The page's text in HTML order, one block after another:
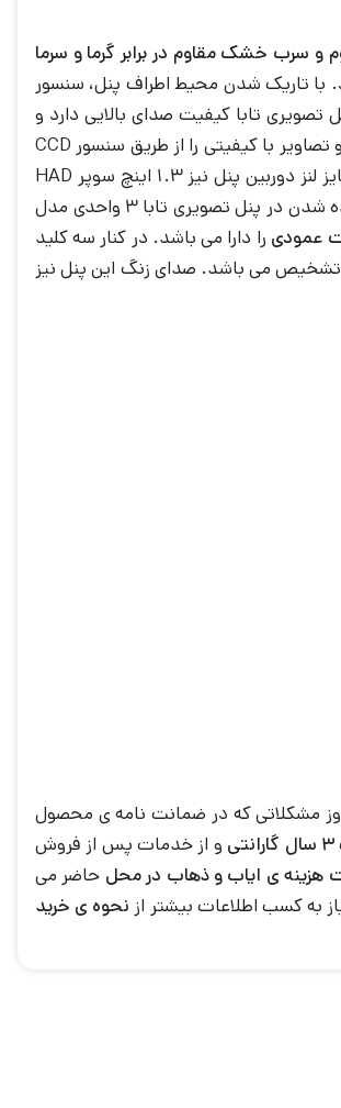
و سرب خشک مقاوم در برابر گرما و سرما
با تاریک شدن محیط اطراف پنل، سنسور
تصویری تابا کیفیت صدای بالایی دارد و
ساخت شرکت سونی می باشد و تصاویر با کیفیتی را از طریق سنسور CCD
به مانیتور ارسال می نماید. رزولوشن تصویر این دستگاه 500 تی وی لاین می باشد و سیستم رنگ و مرور تصویر آن نیز 625 پال می باشد. همچنین سایز لنز دوربین پنل نیز 1.3 اینچ سوپر HAD
رنگی می باشد. حداقل روشنایی مورد نیاز برای دریافت یک تصویر در پنل 3 واحدی تابا نیز 0.5 لوکس است. شخص یا اشخاص مراجعه کننده، برای دیده شدن در پنل تصویری تابا 3 واحدی مدل
را دارا می باشد. در کنار سه کلید
تشخیص می باشد. صدای زنگ این پنل نیز
مشکلاتی که در ضمانت نامه ی محصول
3 سال گارانتی
و از خدمات پس از فروش
هزینه ی ایاب و ذهاب در محل حاضر می
به کسب اطلاعات بیشتر از نحوه ی خرید